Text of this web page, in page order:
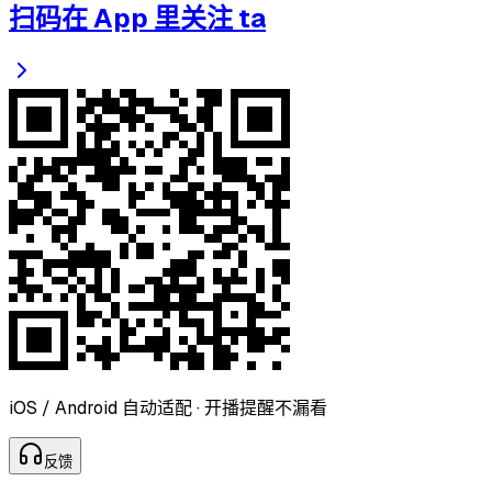
扫码在 App 里关注 ta
iOS / Android 自动适配 · 开播提醒不漏看
反馈